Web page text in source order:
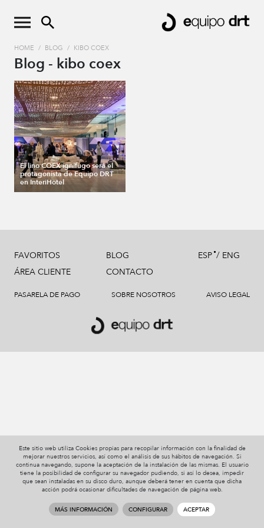
HOME / BLOG / KIBO COEX
Blog - kibo coex
El lino COEX ignífugo será el
protagonista de Equipo DRT
en InteriHotel
FAVORITOS
ÁREA CLIENTE
BLOG
CONTACTO
ESP/ ENG
PASARELA DE PAGO SOBRE NOSOTROS AVISO LEGAL
Este sitio web utiliza Cookies propias para recopilar información con la finalidad de
mejorar nuestros servicios, así como el análisis de sus hábitos de navegación. Si
continua navegando, supone la aceptación de la instalación de las mismas. El usuario
tiene la posibilidad de configurar su navegador pudiendo, si así lo desea, impedir
que sean instaladas en su disco duro, aunque deberá tener en cuenta que dicha
acción podrá ocasionar dificultades de navegación de página web.
MÁS INFORMACIÓN CONFIGURAR ACEPTAR